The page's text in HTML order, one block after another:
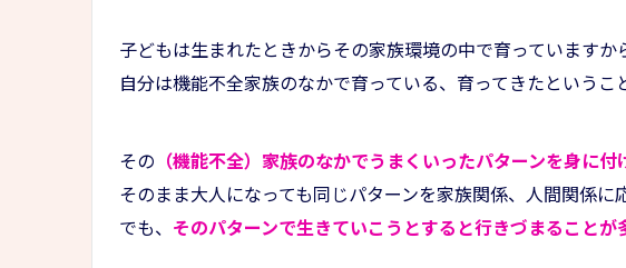
子どもは生まれたときからその家族環境の中で育っていますか
自分は機能不全家族のなかで育っている、育ってきたというこ
その （機能不全）家族のなかでうまくいったパターンを身に付
そのまま大人になっても同じパターンを家族関係、人間関係に
でも、 そのパターンで生きていこうとすると行きづまることが